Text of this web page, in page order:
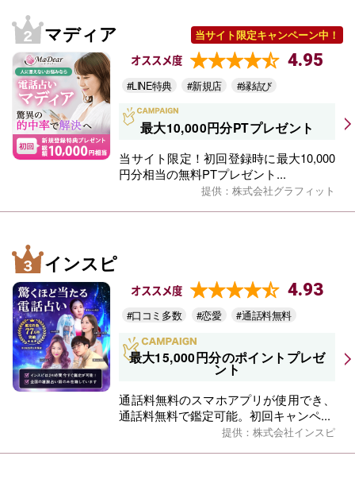
マディア 当サイト限定キャンペーン中！
オススメ度 4.95
#LINE特典 #新規店 #縁結び
最大10,000円分PTプレゼント
当サイト限定！初回登録時に最大10,000
円分相当の無料PTプレゼント...
提供：株式会社グラフィット
インスピ
オススメ度 4.93
#口コミ多数 #恋愛 #通話料無料
最大15,000円分のポイントプレゼ
ント
通話料無料のスマホアプリが使用でき、
通話料無料で鑑定可能。初回キャンペ...
提供：株式会社インスピ